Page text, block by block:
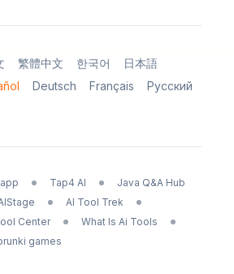
繁體中文 한국어
日本語
Deutsch Français
Русский
Tap4 AI
Java Q&A Hub
AI Tool Trek
Center
What Is Ai Tools
games